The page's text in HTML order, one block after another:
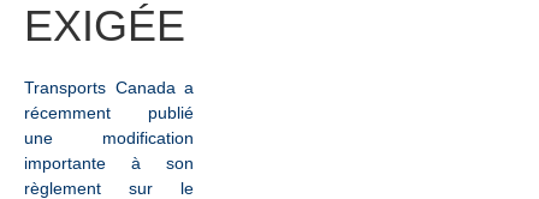
EXIGÉE
Transports Canada a
récemment publié
une modification
importante à son
règlement sur le